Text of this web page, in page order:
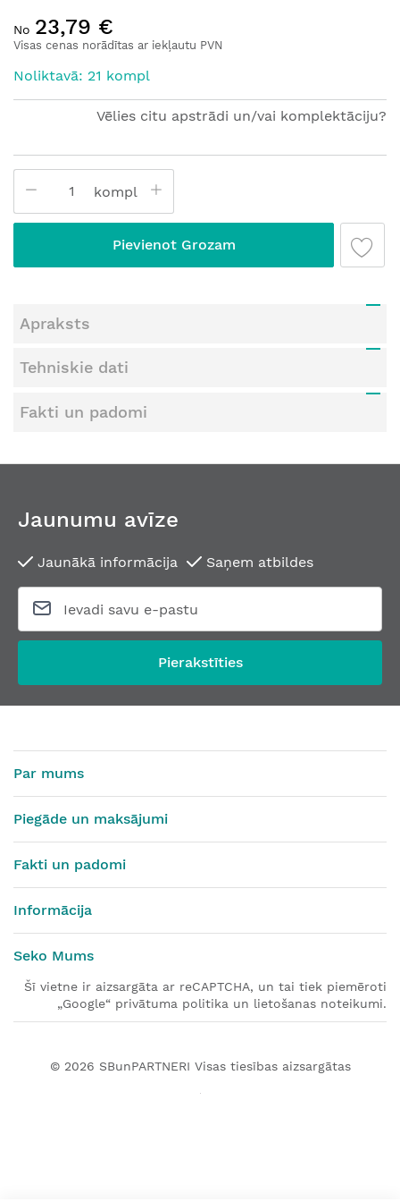
uz
galerijas
Visas cenas norādītas ar iekļautu PVN
No 23,79 €
Noliktavā: 21 kompl
Vēlies citu apstrādi un/vai komplektāciju?
kompl
Pievienot Grozam
Apraksts
Tehniskie dati
Fakti un padomi
Jaunumu avīze
Jaunākā informācija Saņem atbildes
Pierakstīties
Par mums
Piegāde un maksājumi
Fakti un padomi
Informācija
Seko Mums
Šī vietne ir aizsargāta ar reCAPTCHA, un tai tiek piemēroti
„Google“ privātuma politika un lietošanas noteikumi.
© 2026 SBunPARTNERI Visas tiesības aizsargātas